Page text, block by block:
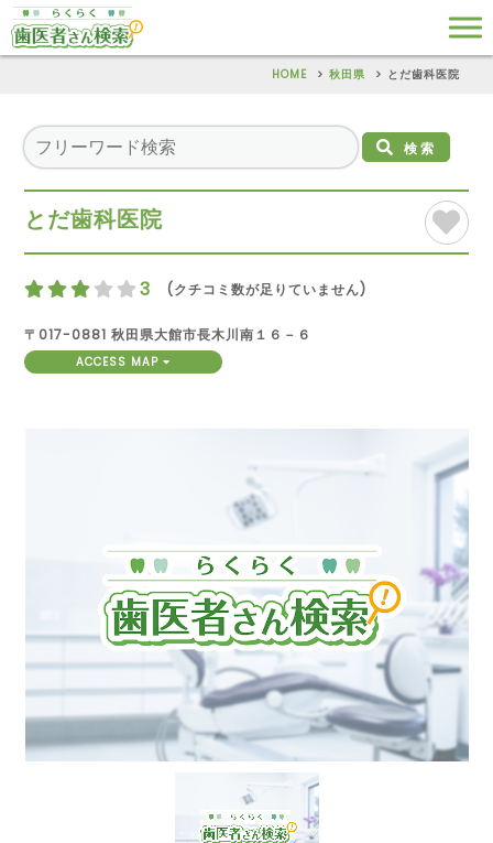
HOME 秋田県 とだ歯科医院
検索
とだ歯科医院
3 (クチコミ数が足りていません)
〒017-0881 秋田県大館市長木川南１６－６
ACCESS MAP